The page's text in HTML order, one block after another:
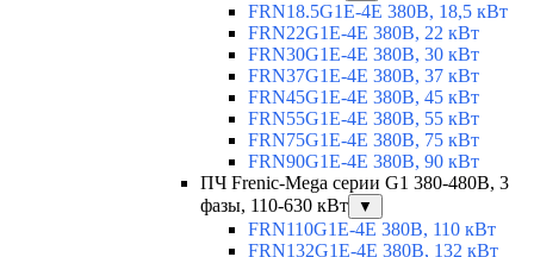
FRN18.5G1E-4E 380В, 18,5 кВт
FRN22G1E-4E 380В, 22 кВт
FRN30G1E-4E 380В, 30 кВт
FRN37G1E-4E 380В, 37 кВт
FRN45G1E-4E 380В, 45 кВт
FRN55G1E-4E 380В, 55 кВт
FRN75G1E-4E 380В, 75 кВт
FRN90G1E-4E 380В, 90 кВт
ПЧ Frenic-Mega серии G1 380-480В, 3
фазы, 110-630 кВт
▼
FRN110G1E-4E 380В, 110 кВт
FRN132G1E-4E 380В, 132 кВт